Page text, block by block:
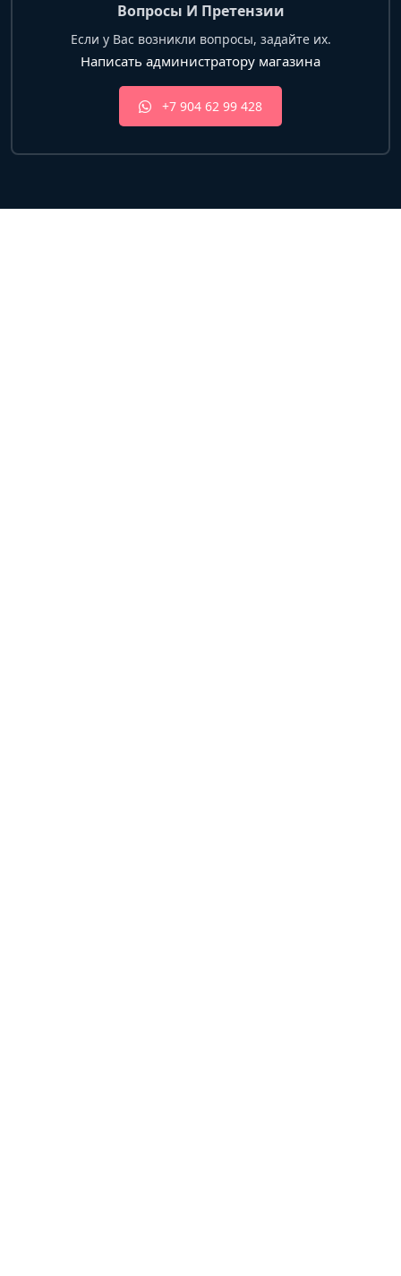
Вопросы И Претензии
Если у Вас возникли вопросы, задайте их.
Написать администратору магазина
+7 904 62 99 428